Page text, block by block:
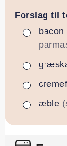
Forslag til
▢bacon
▢
▢
▢
æble